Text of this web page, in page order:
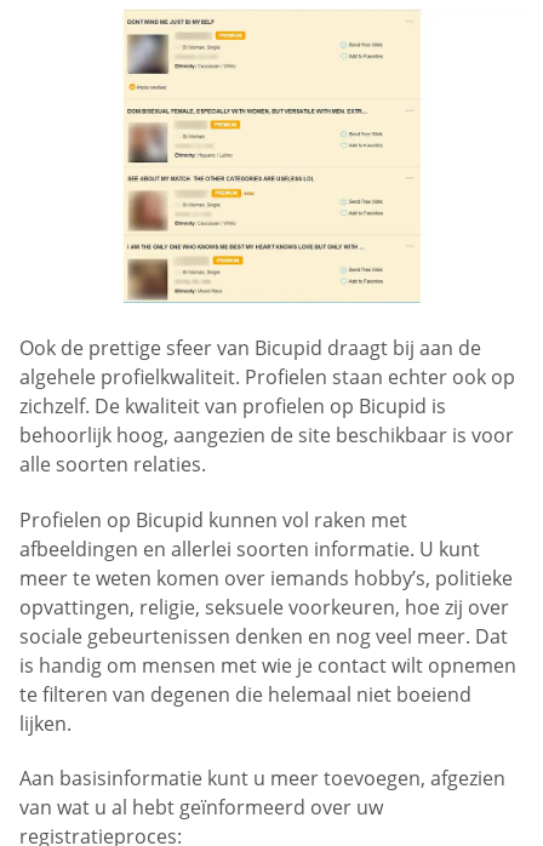
Ook de prettige sfeer van Bicupid draagt bij aan de
algehele profielkwaliteit. Profielen staan echter ook op
zichzelf. De kwaliteit van profielen op Bicupid is
behoorlijk hoog, aangezien de site beschikbaar is voor
alle soorten relaties.
Profielen op Bicupid kunnen vol raken met
afbeeldingen en allerlei soorten informatie. U kunt
meer te weten komen over iemands hobby’s, politieke
opvattingen, religie, seksuele voorkeuren, hoe zij over
sociale gebeurtenissen denken en nog veel meer. Dat
is handig om mensen met wie je contact wilt opnemen
te filteren van degenen die helemaal niet boeiend
lijken.
Aan basisinformatie kunt u meer toevoegen, afgezien
van wat u al hebt geïnformeerd over uw
registratieproces: